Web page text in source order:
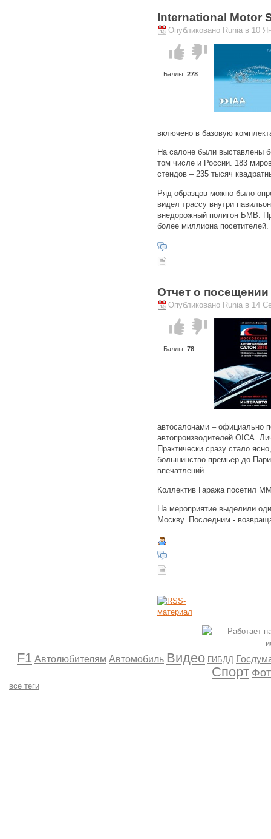
International Motor
Опубликовано Runia в 10
Голос за!Голос
против!
Баллы: 278
включено в базовую
На салоне были выставлены
том числе и России. 183
стендов – 235 тысяч
Ряд образцов можно было
видел трассу внутри
внедорожный полигон БМВ.
более миллиона посетителей.
Отчет о
Опубликовано Runia в 14
Голос за!Голос
против!
Баллы: 78
автосалонами – официально
автопроизводителей OICA.
Практически сразу стало
большинство премьер до
впечатлений.
Коллектив Гаража посетил
На мероприятие выделили
Москву. Последним -
F1 Автолюбителям Автомобиль Видео ГИБДД
Спорт
все теги